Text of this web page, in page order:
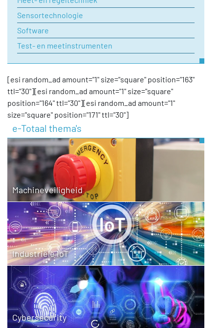
Sensortechnologie
Software
Test- en meetinstrumenten
[esi random_ad amount="1" size="square" position="163"
ttl="30"][esi random_ad amount="1" size="square"
position="164" ttl="30"][esi random_ad amount="1"
size="square" position="171" ttl="30"]
e-Totaal thema's
Machineveiligheid
Industriële IoT
Cybersecurity